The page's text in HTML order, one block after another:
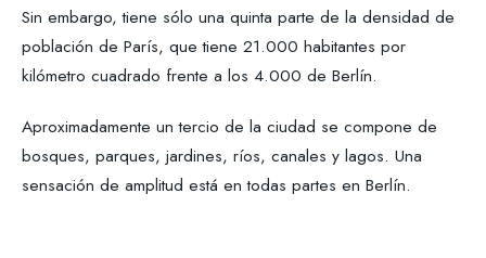
Sin embargo, tiene sólo una quinta parte de la densidad de
población de París, que tiene 21.000 habitantes por
kilómetro cuadrado frente a los 4.000 de Berlín.
Aproximadamente un tercio de la ciudad se compone de
bosques, parques, jardines, ríos, canales y lagos. Una
sensación de amplitud está en todas partes en Berlín.